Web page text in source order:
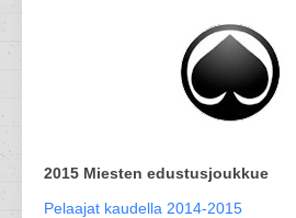
2015 Miesten edustusjoukkue
Pelaajat kaudella 2014-2015